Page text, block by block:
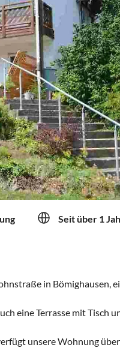
Seit über 1
in Bömighausen,
eine Terrasse mit Tisch
unsere Wohnung